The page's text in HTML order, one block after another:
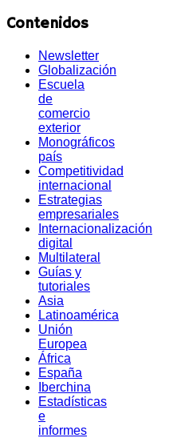
Contenidos
Newsletter
Globalización
Escuela
de
comercio
exterior
Monográficos
país
Competitividad
internacional
Estrategias
empresariales
Internacionalización
digital
Multilateral
Guías y
tutoriales
Asia
Latinoamérica
Unión
Europea
África
España
Iberchina
Estadísticas
e
informes